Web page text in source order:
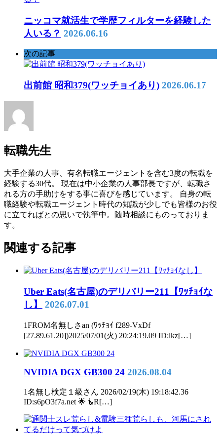
ニッコマ就活生で学歴フィルターを経験した
人いる？ 2026.06.16
次の記事
出前館 昭和379(ワッチョイあり) 2026.06.17
転職先生
大手企業の人事、有名転職エージェントを含む3度の転職を
経験する30代。 現在は中小企業の人事部長ですが、転職さ
れる方の手助けをする事に喜びを感じています。 自身の転
職経験や転職エージェント時代の知識が少しでも皆様のお役
に立てればとの思いで執筆中。随時相談にものっておりま
す。
関連する記事
Uber Eats(名古屋)のデリバリー211【ﾜｯﾁｮｲな
し】
2026.07.01
1FROM名無しさan (ﾜｯﾁｮｲ f289-VxDf
[27.89.61.20])2025/07/01(火) 20:24:19.09 ID:lkz[…]
NVIDIA DGX GB300 24 2026.08.04
1名無し検定１級さん 2026/02/19(木) 19:18:42.36
ID:s6pO3f7a.net 🌟🧜R[…]